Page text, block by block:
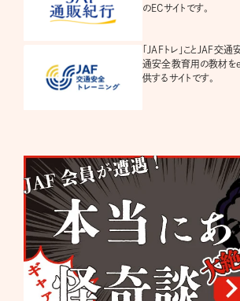
のECサイトです。
「JAFトレ」ことJAF交
通安全教育用の教材を
供するサイトです。